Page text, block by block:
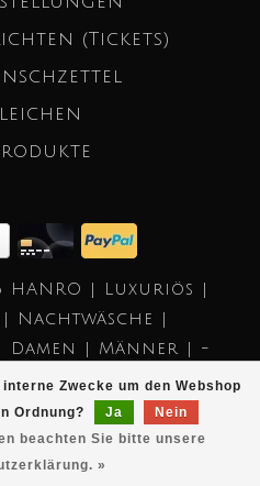
Zwecke um den Webshop
Ordnung?
Ja
Nein
beachten Sie bitte unsere
»
(Tickets)
| Luxuriös |
Nachtwäsche |
| Männer | -
- Theme by